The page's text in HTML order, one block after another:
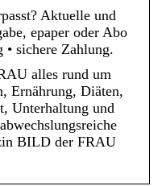
Aktuelle und
epaper oder Abo
• sichere Zahlung.
alles rund um
Ernährung, Diäten,
Unterhaltung und
BILD der FRAU